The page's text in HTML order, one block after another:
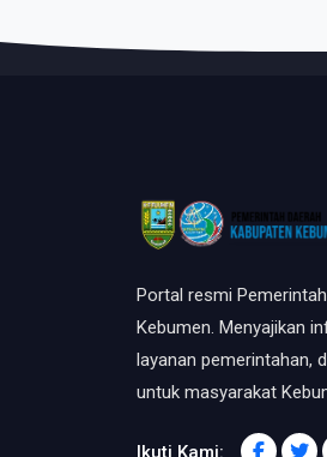
Portal resmi
Kebumen. Menyajikan
layanan pemerintahan,
untuk masyarakat
Ikuti Kami: